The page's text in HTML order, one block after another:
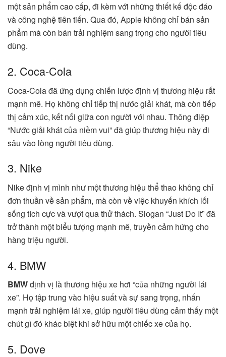
một sản phẩm cao cấp, đi kèm với những thiết kế độc đáo
và công nghệ tiên tiến. Qua đó, Apple không chỉ bán sản
phẩm mà còn bán trải nghiệm sang trọng cho người tiêu
dùng.
2. Coca-Cola
Coca-Cola đã ứng dụng chiến lược định vị thương hiệu rất
mạnh mẽ. Họ không chỉ tiếp thị nước giải khát, mà còn tiếp
thị cảm xúc, kết nối giữa con người với nhau. Thông điệp
“Nước giải khát của niềm vui” đã giúp thương hiệu này đi
sâu vào lòng người tiêu dùng.
3. Nike
Nike định vị mình như một thương hiệu thể thao không chỉ
đơn thuần về sản phẩm, mà còn về việc khuyến khích lối
sống tích cực và vượt qua thử thách. Slogan “Just Do It” đã
trở thành một biểu tượng mạnh mẽ, truyền cảm hứng cho
hàng triệu người.
4. BMW
BMWđịnh vị là thương hiệu xe hơi “của những người lái
xe”. Họ tập trung vào hiệu suất và sự sang trọng, nhấn
mạnh trải nghiệm lái xe, giúp người tiêu dùng cảm thấy một
chút gì đó khác biệt khi sở hữu một chiếc xe của họ.
5. Dove